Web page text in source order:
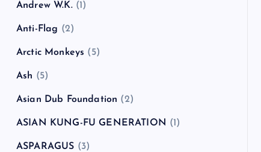
カテゴリー
!!!（Chk Chk Chk）
311(1)
All Time Low(1)
American Hi-Fi(2)